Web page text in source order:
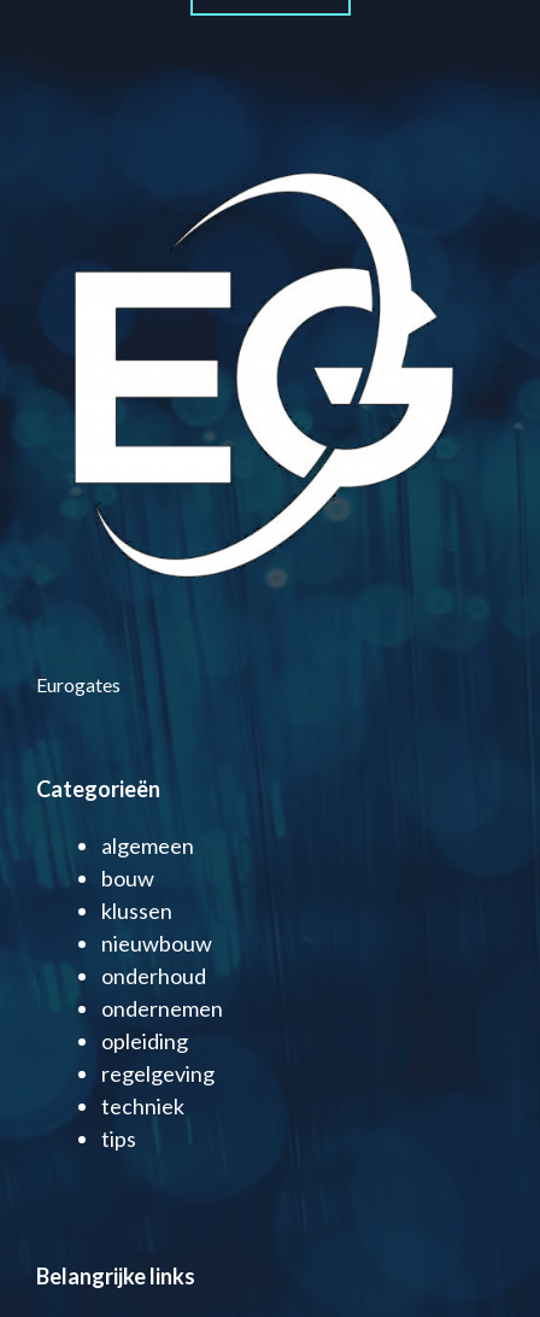
Eurogates
Categorieën
algemeen
bouw
klussen
nieuwbouw
onderhoud
ondernemen
opleiding
regelgeving
techniek
tips
Belangrijke links